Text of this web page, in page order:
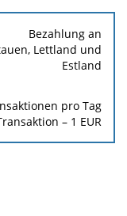
Bezahlung an
Lettland und
Estland
pro Tag
– 1 EUR